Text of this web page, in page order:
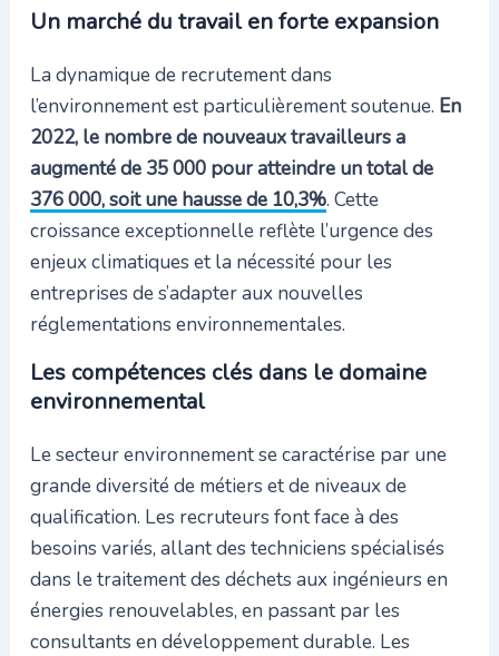
Un marché du travail en forte expansion
La dynamique de recrutement dans
l’environnement est particulièrement soutenue. En
2022, le nombre de nouveaux travailleurs a
augmenté de 35 000 pour atteindre un total de
376 000, soit une hausse de 10,3%. Cette
croissance exceptionnelle reflète l’urgence des
enjeux climatiques et la nécessité pour les
entreprises de s’adapter aux nouvelles
réglementations environnementales.
Les compétences clés dans le domaine
environnemental
Le secteur environnement se caractérise par une
grande diversité de métiers et de niveaux de
qualification. Les recruteurs font face à des
besoins variés, allant des techniciens spécialisés
dans le traitement des déchets aux ingénieurs en
énergies renouvelables, en passant par les
consultants en développement durable. Les